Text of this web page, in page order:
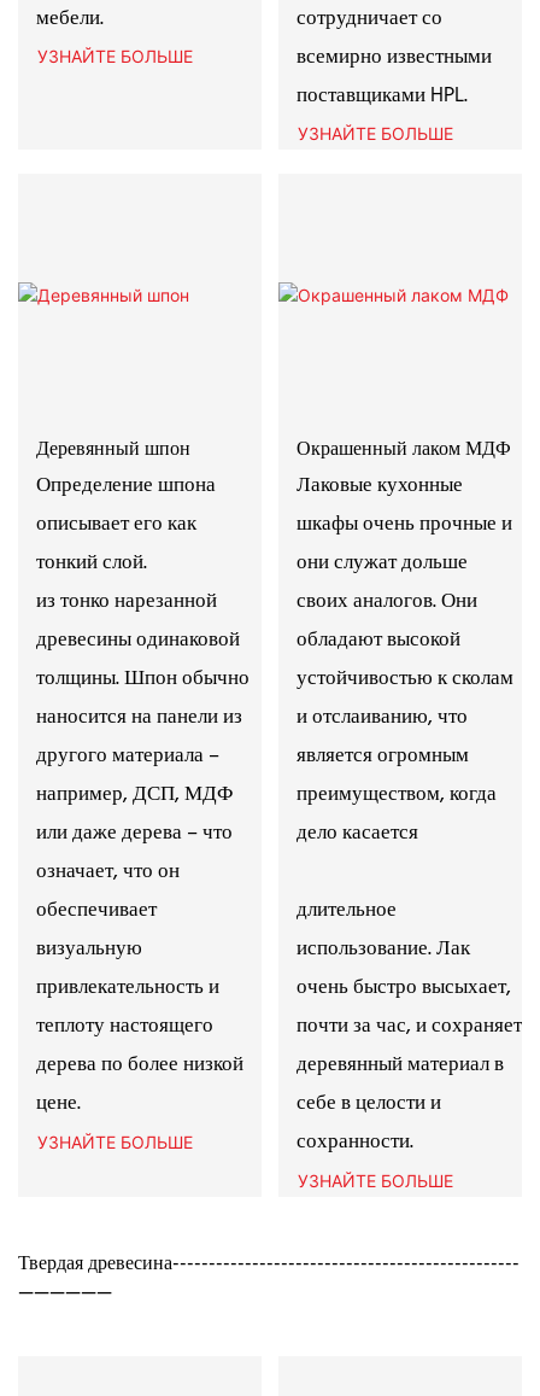
мебели.
УЗНАЙТЕ БОЛЬШЕ
сотрудничает со
всемирно известными
поставщиками HPL.
УЗНАЙТЕ БОЛЬШЕ
Деревянный шпон
Определение шпона
описывает его как
тонкий слой.
из тонко нарезанной
древесины одинаковой
толщины. Шпон обычно
наносится на панели из
другого материала –
например, ДСП, МДФ
или даже дерева – что
означает, что он
обеспечивает
визуальную
привлекательность и
теплоту настоящего
дерева по более низкой
цене.
УЗНАЙТЕ БОЛЬШЕ
Окрашенный лаком МДФ
Лаковые кухонные
шкафы очень прочные и
они служат дольше
своих аналогов. Они
обладают высокой
устойчивостью к сколам
и отслаиванию, что
является огромным
преимуществом, когда
дело касается
длительное
использование. Лак
очень быстро высыхает,
почти за час, и сохраняет
деревянный материал в
себе в целости и
сохранности.
УЗНАЙТЕ БОЛЬШЕ
Твердая древесина------------------------------------------------
——————